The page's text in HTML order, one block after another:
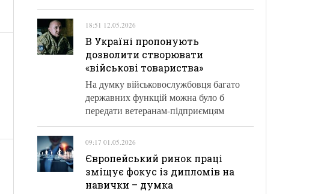
18:51 12.05.2026
В Україні пропонують
дозволити створювати
«військові товариства»
На думку військовослужбовця багато
державних функцій можна було б
передати ветеранам-підприємцям
09:17 01.05.2026
Європейський ринок праці
зміщує фокус із дипломів на
навички – думка